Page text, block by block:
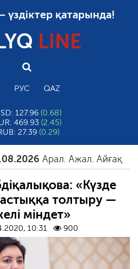
үздіктер қатарында!
LINE
РУС QAZ
127.96 (0.68)
469.93 (2.45)
27.39 (0.29)
Арал. Ажал. Айғақ
«Күзде
толтыру —
міндет»
10:31 900